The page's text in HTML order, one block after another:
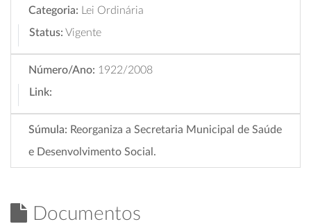
Categoria:
Lei Ordinária
Status: Vigente
Número/Ano: 1922/2008
Link:
Súmula: Reorganiza a Secretaria Municipal de Saúde
e Desenvolvimento Social.
Documentos